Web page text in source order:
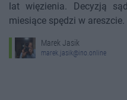
lat więzienia. Decyzją
miesiące spędzi w areszcie.
Marek Jasik
marek.jasik@ino.online